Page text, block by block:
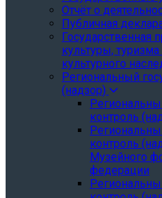
Отчёт о
Публичная
Государственная
культуры,
культурного
Региональный
(надзор)
контроль
контроль
Музейного
федерации